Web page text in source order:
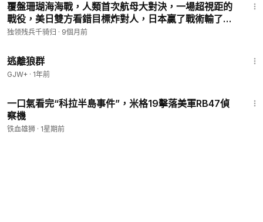
覆盤珊瑚海海戰，人類首次航母大對決，一場超視距的
戰役，美日雙方看錯目標炸對人，日本贏了戰術輸了戰
略，美軍強大經濟後盾的有一場勝利
独领残兵千骑归 · 9個月前
逃離狼群
GJW+ · 1年前
一口氣看完“科拉半島事件”，米格19擊落美軍RB47偵
察機
铁血雄狮 · 1星期前